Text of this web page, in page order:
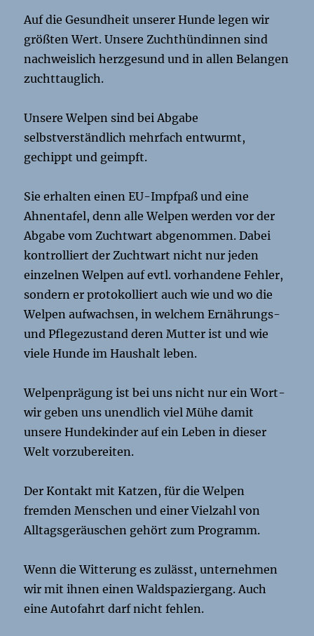
Auf die Gesundheit unserer Hunde legen wir
größten Wert. Unsere Zuchthündinnen sind
nachweislich herzgesund und in allen Belangen
zuchttauglich.
Unsere Welpen sind bei Abgabe
selbstverständlich mehrfach entwurmt,
gechippt und geimpft.
Sie erhalten einen EU-Impfpaß und eine
Ahnentafel, denn alle Welpen werden vor der
Abgabe vom Zuchtwart abgenommen. Dabei
kontrolliert der Zuchtwart nicht nur jeden
einzelnen Welpen auf evtl. vorhandene Fehler,
sondern er protokolliert auch wie und wo die
Welpen aufwachsen, in welchem Ernährungs-
und Pflegezustand deren Mutter ist und wie
viele Hunde im Haushalt leben.
Welpenprägung ist bei uns nicht nur ein Wort-
wir geben uns unendlich viel Mühe damit
unsere Hundekinder auf ein Leben in dieser
Welt vorzubereiten.
Der Kontakt mit Katzen, für die Welpen
fremden Menschen und einer Vielzahl von
Alltagsgeräuschen gehört zum Programm.
Wenn die Witterung es zulässt, unternehmen
wir mit ihnen einen Waldspaziergang. Auch
eine Autofahrt darf nicht fehlen.